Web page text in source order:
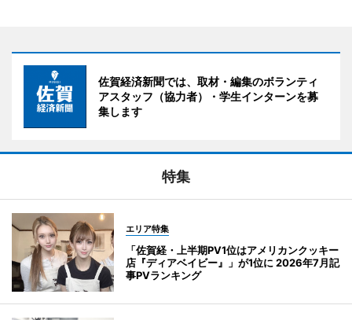
佐賀経済新聞では、取材・編集のボランティ
アスタッフ（協力者）・学生インターンを募
集します
特集
エリア特集
「佐賀経・上半期PV1位はアメリカンクッキー
店『ディアベイビー』」が1位に 2026年7月記
事PVランキング